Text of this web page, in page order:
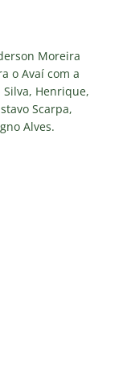
Moreira
o Avaí com a
Henrique,
Scarpa,
Alves.